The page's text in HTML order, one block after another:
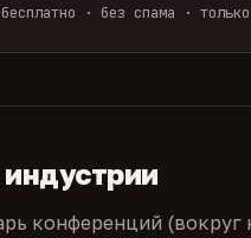
бесплатно · без спама ·
индустрии
конференций